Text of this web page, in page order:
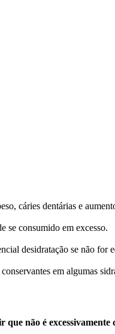
cáries dentárias e
se consumido em excesso.
desidratação se não for
em algumas
não é excessivamente